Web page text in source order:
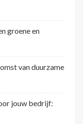
groene en
van duurzame
jouw bedrijf: